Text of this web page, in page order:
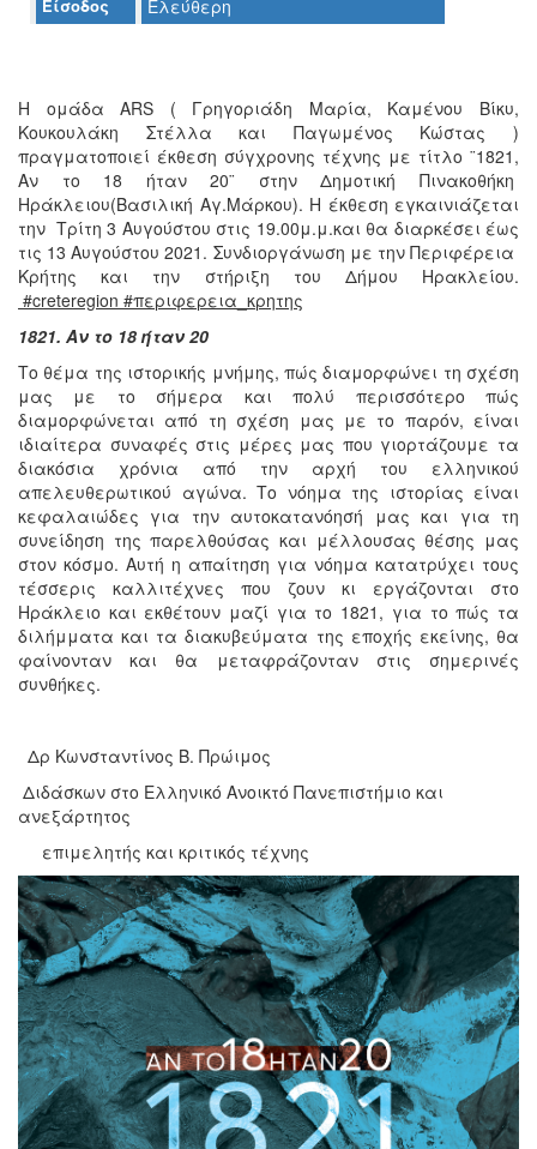
ΔΗΜΟΣ
ΠΟΛΙΤΙΣΜΟΣ
ΑΝΘΕΚΤΙΚΗ
ΠΟΛΗ
Είσοδος Ελεύθερη
Η ομάδα ARS ( Γρηγοριάδη Μαρία, Καμένου Βίκυ,
Κουκουλάκη Στέλλα και Παγωμένος Κώστας )
πραγματοποιεί έκθεση σύγχρονης τέχνης με τίτλο ¨1821,
Αν το 18 ήταν 20¨ στην Δημοτική Πινακοθήκη
Ηράκλειου(Βασιλική Αγ.Μάρκου). Η έκθεση εγκαινιάζεται
την Τρίτη 3 Αυγούστου στις 19.00μ.μ.και θα διαρκέσει έως
τις 13 Αυγούστου 2021. Συνδιοργάνωση με την Περιφέρεια
Κρήτης και την στήριξη του Δήμου Ηρακλείου.
#creteregion #περιφερεια_κρητης
1821. Αν το 18 ήταν 20
Το θέμα της ιστορικής μνήμης, πώς διαμορφώνει τη σχέση
μας με το σήμερα και πολύ περισσότερο πώς
διαμορφώνεται από τη σχέση μας με το παρόν, είναι
ιδιαίτερα συναφές στις μέρες μας που γιορτάζουμε τα
διακόσια χρόνια από την αρχή του ελληνικού
απελευθερωτικού αγώνα. Το νόημα της ιστορίας είναι
κεφαλαιώδες για την αυτοκατανόησή μας και για τη
συνείδηση της παρελθούσας και μέλλουσας θέσης μας
στον κόσμο. Αυτή η απαίτηση για νόημα κατατρύχει τους
τέσσερις καλλιτέχνες που ζουν κι εργάζονται στο
Ηράκλειο και εκθέτουν μαζί για το 1821, για το πώς τα
διλήμματα και τα διακυβεύματα της εποχής εκείνης, θα
φαίνονταν και θα μεταφράζονταν στις σημερινές
συνθήκες.
Δρ Κωνσταντίνος Β. Πρώιμος
Διδάσκων στο Ελληνικό Ανοικτό Πανεπιστήμιο και
ανεξάρτητος
επιμελητής και κριτικός τέχνης